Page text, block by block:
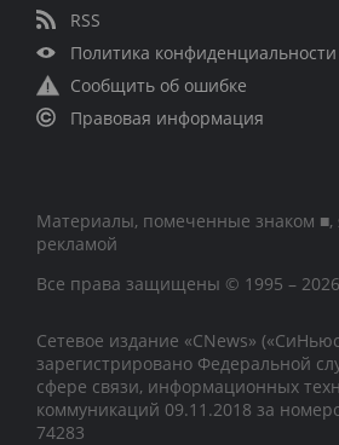
RSS
Политика конфиденциальности
Сообщить об ошибке
Правовая информация
Материалы, помеченные знаком ■,
рекламой
Все права защищены © 1995 – 2026
Сетевое издание «CNews»
зарегистрировано Федеральной
сфере связи, информационных
коммуникаций 09.11.2018 за
74283